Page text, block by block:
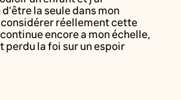
la seule dans mon
réellement cette
encore a mon échelle,
perdu la foi sur un espoir